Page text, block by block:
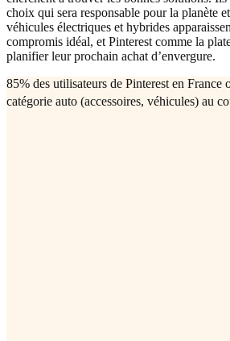
choix qui sera responsable pour la planète
véhicules électriques et hybrides
compromis idéal, et Pinterest comme la
planifier leur prochain achat d’envergure.
85% des utilisateurs de Pinterest en France
catégorie auto (accessoires, véhicules) au